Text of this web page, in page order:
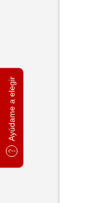
Ayúdame a elegir